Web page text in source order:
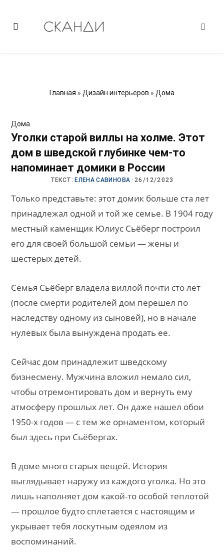
Главная » Дизайн интерьеров » Дома
Дома
Уголки старой виллы на холме. Этот
дом в шведской глубинке чем-то
напоминает домики в России
ТЕКСТ: ЕЛЕНА САВИНОВА ·26/12/2023
Только представьте: этот домик больше ста лет
принадлежал одной и той же семье. В 1904 году
местный каменщик Юлиус Сьёберг построил
его для своей большой семьи — жены и
шестерых детей.
Семья Сьёберг владела виллой почти сто лет
(после смерти родителей дом перешел по
наследству одному из сыновей), но в начале
нулевых была вынуждена продать ее.
Сейчас дом принадлежит шведскому
бизнесмену. Мужчина вложил немало сил,
чтобы отремонтировать дом и вернуть ему
атмосферу прошлых лет. Он даже нашел обои
1950-х годов — с тем же орнаментом, который
был здесь при Сьёбергах.
В доме много старых вещей. История
выглядывает наружу из каждого уголка. Но это
лишь наполняет дом какой-то особой теплотой
— прошлое будто сплетается с настоящим и
укрывает тебя лоскутным одеялом из
воспоминаний.